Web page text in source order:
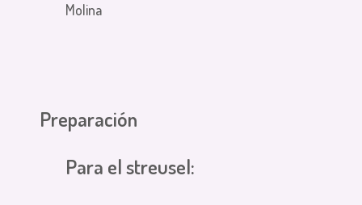
Molina
Preparación
Para el streusel: